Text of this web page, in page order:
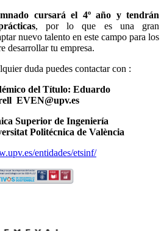
cursará el 4º año y tendrán
, por lo que es una gran
nuevo talento en este campo para los
desarrollar tu empresa.
duda puedes contactar con :
del Título: Eduardo
EVEN@upv.es
Superior de Ingeniería
Politécnica de València
entidades/etsinf/